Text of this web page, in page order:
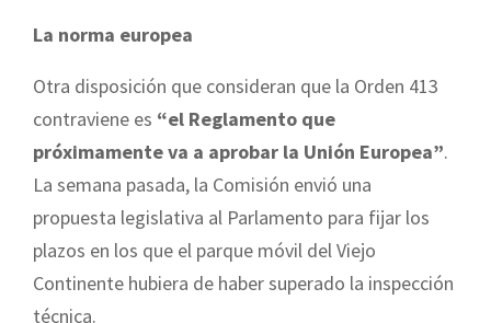
La norma europea
Otra disposición que consideran que la Orden 413
contraviene es “el Reglamento que
próximamente va a aprobar la Unión Europea”.
La semana pasada, la Comisión envió una
propuesta legislativa al Parlamento para fijar los
plazos en los que el parque móvil del Viejo
Continente hubiera de haber superado la inspección
técnica.